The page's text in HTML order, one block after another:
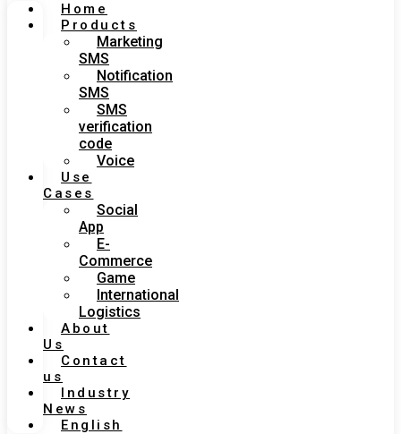
Home
Products
Marketing
SMS
Notification
SMS
SMS
verification
code
Voice
Use
Cases
Social
App
E-
Commerce
Game
International
Logistics
About
Us
Contact
us
Industry
News
English